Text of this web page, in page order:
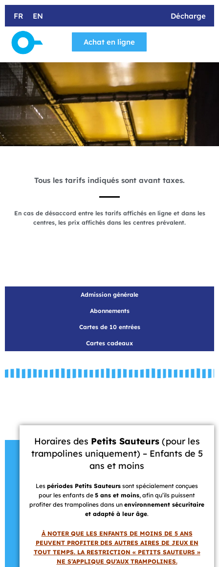
Aller
FR EN Décharge
Achat en ligne
Tous les tarifs indiqués sont avant taxes.
En cas de désaccord entre les tarifs affichés en ligne et dans les
centres, les prix affichés dans les centres prévalent.
Admission générale
Abonnements
Cartes de 10 entrées
Cartes cadeaux
Horaires des Petits Sauteurs(pour les
trampolines uniquement) – Enfants de 5
ans et moins
Les périodes Petits Sauteurs sont spécialement conçues
pour les enfants de 5 ans et moins, afin qu’ils puissent
profiter des trampolines dans un environnement sécuritaire
et adapté à leur âge.
À NOTER QUE LES ENFANTS DE MOINS DE 5 ANS
PEUVENT PROFITER DES AUTRES AIRES DE JEUX EN
TOUT TEMPS. LA RESTRICTION « PETITS SAUTEURS »
NE S’APPLIQUE QU’AUX TRAMPOLINES.